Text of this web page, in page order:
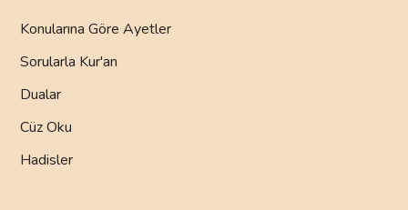
Konularına Göre Ayetler
Sorularla Kur'an
Dualar
Cüz Oku
Hadisler